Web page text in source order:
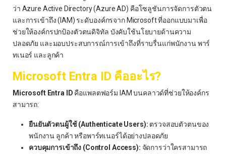
ว่า Azure Active Directory (Azure AD) คือโซลูชันการจัดการตัวตน
และการเข้าถึง (IAM) ระดับองค์กรจาก Microsoft ที่ออกแบบมาเพื่อ
ช่วยให้องค์กรปกป้องตัวตนดิจิทัล บังคับใช้นโยบายด้านความ
ปลอดภัย และมอบประสบการณ์การเข้าถึงที่ราบรื่นแก่พนักงาน พาร์
ทเนอร์ และลูกค้า
Microsoft Entra ID คืออะไร?
Microsoft Entra ID คือแพลตฟอร์ม IAM บนคลาวด์ที่ช่วยให้องค์กร
สามารถ:
ยืนยันตัวตนผู้ใช้ (Authenticate Users): ตรวจสอบตัวตนของ
พนักงาน ลูกค้า หรือพาร์ทเนอร์ได้อย่างปลอดภัย
ควบคุมการเข้าถึง (Control Access): จัดการว่าใครสามารถ